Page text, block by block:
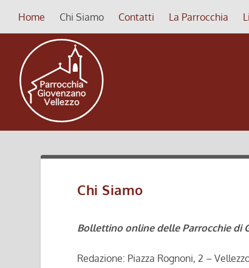
Home Chi Siamo Contatti La Parrocchia
Chi Siamo
Bollettino online delle Parrocchie di
Redazione: Piazza Rognoni, 2 –